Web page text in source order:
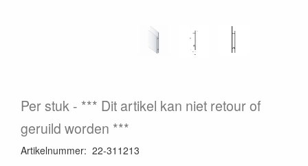
Per stuk
*** Dit artikel kan niet retour of
geruild worden ***
Artikelnummer: 22-311213